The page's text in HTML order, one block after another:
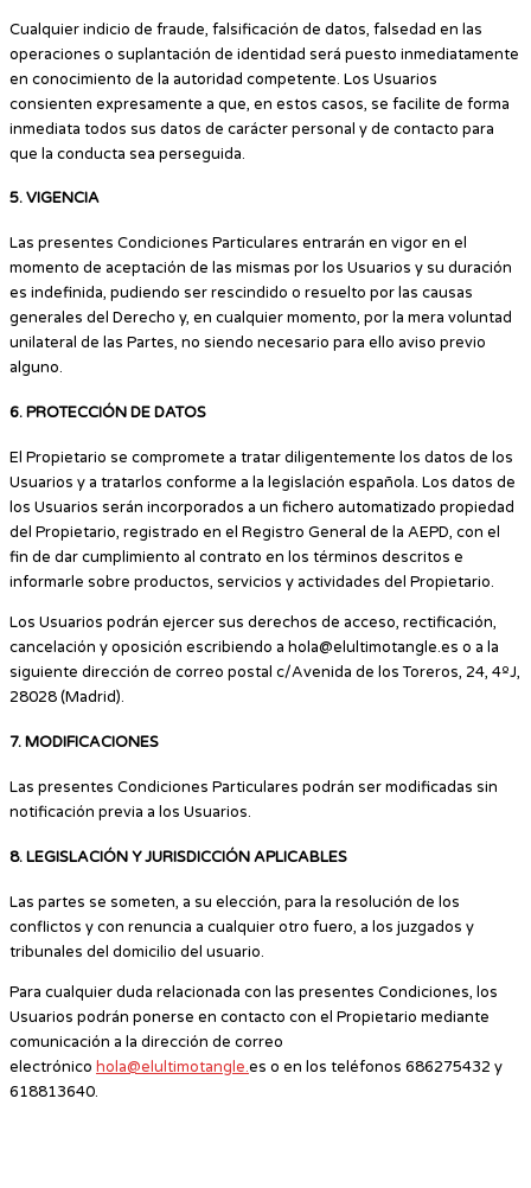
Cualquier indicio de fraude, falsificación de datos, falsedad en las
operaciones o suplantación de identidad será puesto inmediatamente
en conocimiento de la autoridad competente. Los Usuarios
consienten expresamente a que, en estos casos, se facilite de forma
inmediata todos sus datos de carácter personal y de contacto para
que la conducta sea perseguida.
5. VIGENCIA
Las presentes Condiciones Particulares entrarán en vigor en el
momento de aceptación de las mismas por los Usuarios y su duración
es indefinida, pudiendo ser rescindido o resuelto por las causas
generales del Derecho y, en cualquier momento, por la mera voluntad
unilateral de las Partes, no siendo necesario para ello aviso previo
alguno.
6. PROTECCIÓN DE DATOS
El Propietario se compromete a tratar diligentemente los datos de los
Usuarios y a tratarlos conforme a la legislación española. Los datos de
los Usuarios serán incorporados a un fichero automatizado propiedad
del Propietario, registrado en el Registro General de la AEPD, con el
fin de dar cumplimiento al contrato en los términos descritos e
informarle sobre productos, servicios y actividades del Propietario.
Los Usuarios podrán ejercer sus derechos de acceso, rectificación,
cancelación y oposición escribiendo a hola@elultimotangle.es o a la
siguiente dirección de correo postal c/Avenida de los Toreros, 24, 4ºJ,
28028 (Madrid).
7. MODIFICACIONES
Las presentes Condiciones Particulares podrán ser modificadas sin
notificación previa a los Usuarios.
8. LEGISLACIÓN Y JURISDICCIÓN APLICABLES
Las partes se someten, a su elección, para la resolución de los
conflictos y con renuncia a cualquier otro fuero, a los juzgados y
tribunales del domicilio del usuario.
Para cualquier duda relacionada con las presentes Condiciones, los
Usuarios podrán ponerse en contacto con el Propietario mediante
comunicación a la dirección de correo
electrónico hola@elultimotangle.es o en los teléfonos 686275432 y
618813640.